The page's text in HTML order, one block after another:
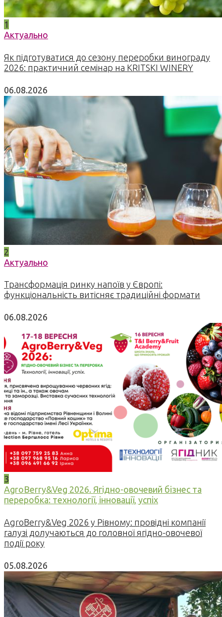
1
Актуально
Як підготуватися до сезону переробки винограду
2026: практичний семінар на KRITSKI WINERY
06.08.2026
2
Актуально
Трансформація ринку напоїв у Європі:
функціональність витісняє традиційні формати
06.08.2026
3
AgroBerry&Veg 2026. Ягідно-овочевий бізнес та
переробка: технології, інновації, успіх
AgroBerry&Veg 2026 у Рівному: провідні компанії
галузі долучаються до головної ягідно-овочевої
події року
05.08.2026